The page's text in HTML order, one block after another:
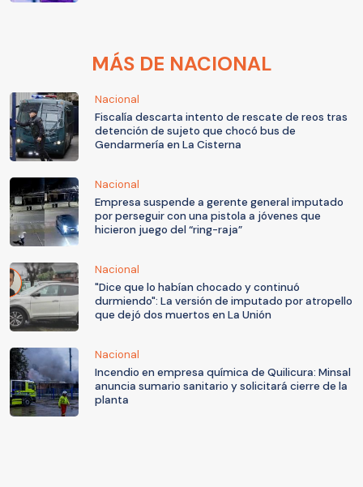
MÁS DE NACIONAL
Nacional
Fiscalía descarta intento de rescate de reos tras
detención de sujeto que chocó bus de
Gendarmería en La Cisterna
Nacional
Empresa suspende a gerente general imputado
por perseguir con una pistola a jóvenes que
hicieron juego del “ring-raja”
Nacional
"Dice que lo habían chocado y continuó
durmiendo": La versión de imputado por atropello
que dejó dos muertos en La Unión
Nacional
Incendio en empresa química de Quilicura: Minsal
anuncia sumario sanitario y solicitará cierre de la
planta